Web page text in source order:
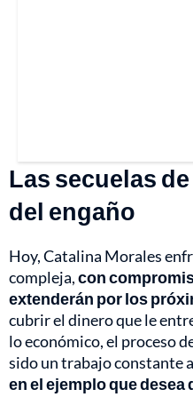
Las secuelas
del engaño
Hoy, Catalina Morales
compleja,con
extenderán por los
cubrir el dinero que le
lo económico, el proceso
sido un trabajo constante
en el ejemplo que desea